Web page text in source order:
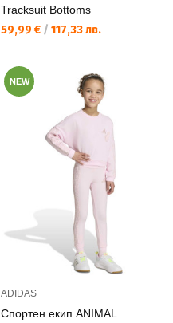
Tracksuit Bottoms
Текуща цена:
59,99 € / 117,33 лв.
NEW
ADIDAS
Спортен екип ANIMAL